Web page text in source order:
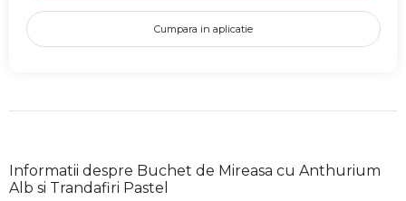
Cumpara in aplicatie
Informatii despre Buchet de Mireasa cu Anthurium
Alb si Trandafiri Pastel